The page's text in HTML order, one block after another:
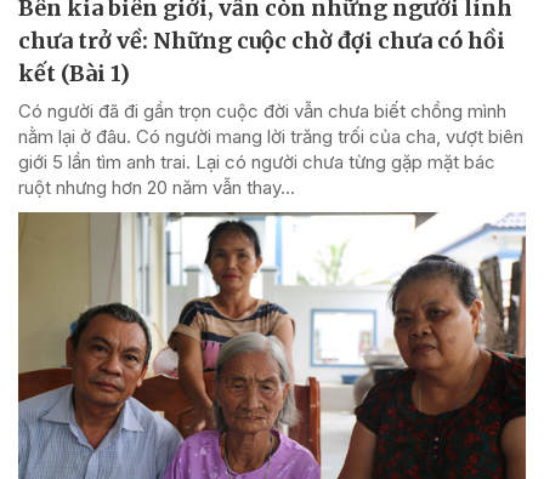
Bên kia biên giới, vẫn còn những người lính
chưa trở về: Những cuộc chờ đợi chưa có hồi
kết (Bài 1)
Có người đã đi gần trọn cuộc đời vẫn chưa biết chồng mình
nằm lại ở đâu. Có người mang lời trăng trối của cha, vượt biên
giới 5 lần tìm anh trai. Lại có người chưa từng gặp mặt bác
ruột nhưng hơn 20 năm vẫn thay...